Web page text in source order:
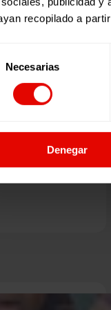
recopilado a
Necesarias
Denegar
(JUNIO-
el mundo se
sus hogares